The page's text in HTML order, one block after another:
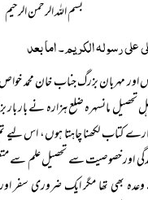
بسم اللہ الرحمن الرحیم
علی رسولہ الکریم۔ اما بعد
اور مہربان بزرگ جناب خان محمد
تحصیل مانسہرہ ضلع ہزارہ نے بار بار
کتاب لکھنا چاہتا ہوں، اس لیے تم
اور خصوصیت سے تحصیل علم سے
بھی تھا مگر ایک ضروری سفر